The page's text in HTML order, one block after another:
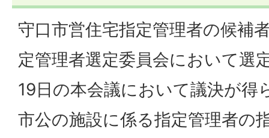
守口市営住宅指定管理者の候補
定管理者選定委員会において選
19日の本会議において議決が得
市公の施設に係る指定管理者の